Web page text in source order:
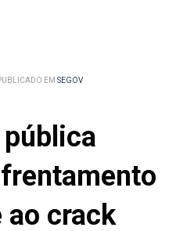
EM SEGOV
ao crack